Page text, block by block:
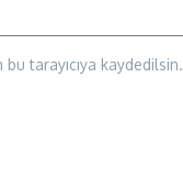
tarayıcıya kaydedilsin.